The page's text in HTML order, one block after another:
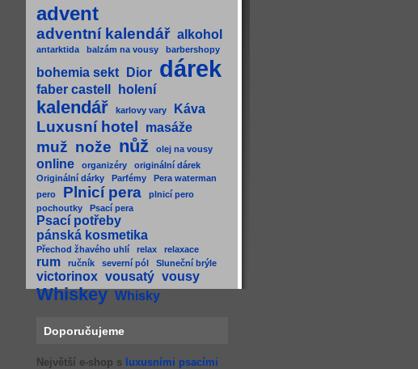
advent
adventní kalendář alkohol
antarktida balzám na vousy barbershopy
bohemia sekt Dior dárek
faber castell holení
kalendář karlovy vary Káva
Luxusní hotel masáže
muž nože nůž olej na vousy
online organizéry
originální dárek
Originální dárky
Parfémy
Pera waterman
pero
Plnicí pera
plnicí pero
pochoutky
Psací pera
Psací potřeby
pánská kosmetika
Přechod žhavého uhlí relax relaxace
rum ručník severní pól Sluneční brýle
victorinox vousatý vousy
Whiskey Whisky
Doporučujeme
Největší e-shop s
luxusními psacími